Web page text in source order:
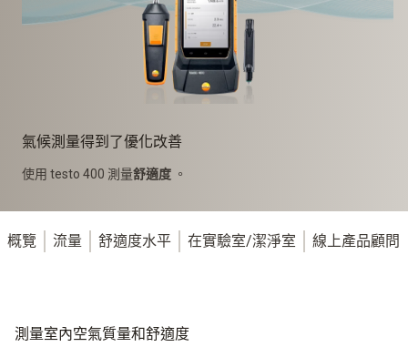
氣候測量得到了優化改善
使用 testo 400 測量舒適度 。
概覽 流量 舒適度水平 在實驗室/潔淨室 線上產品顧問
測量室內空氣質量和舒適度